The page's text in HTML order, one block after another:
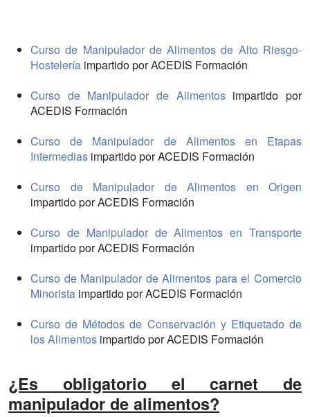
Curso de Manipulador de Alimentos de Alto Riesgo-
Hostelería impartido por ACEDIS Formación
Curso de Manipulador de Alimentosimpartido por
ACEDIS Formación
Curso de Manipulador de Alimentos en Etapas
Intermedias impartido por ACEDIS Formación
Curso de Manipulador de Alimentos en Origen
impartido por ACEDIS Formación
Curso de Manipulador de Alimentos en Transporte
impartido por ACEDIS Formación
Curso de Manipulador de Alimentos para el Comercio
Minorista impartido por ACEDIS Formación
Curso de Métodos de Conservación y Etiquetado de
los Alimentos impartido por ACEDIS Formación
¿Es obligatorio el carnet de
manipulador de alimentos?